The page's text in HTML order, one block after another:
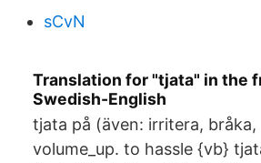
sCvN
Translation for "tjata" in the
Swedish-English
tjata på (även: irritera, bråka,
volume_up. to hassle {vb}